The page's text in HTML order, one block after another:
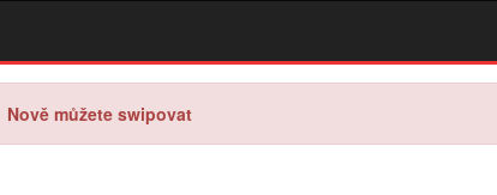
Nově můžete swipovat